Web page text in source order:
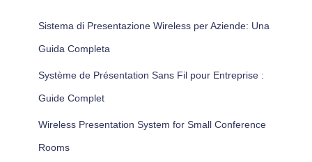
Sistema di Presentazione Wireless per Aziende: Una
Guida Completa
Système de Présentation Sans Fil pour Entreprise :
Guide Complet
Wireless Presentation System for Small Conference
Rooms